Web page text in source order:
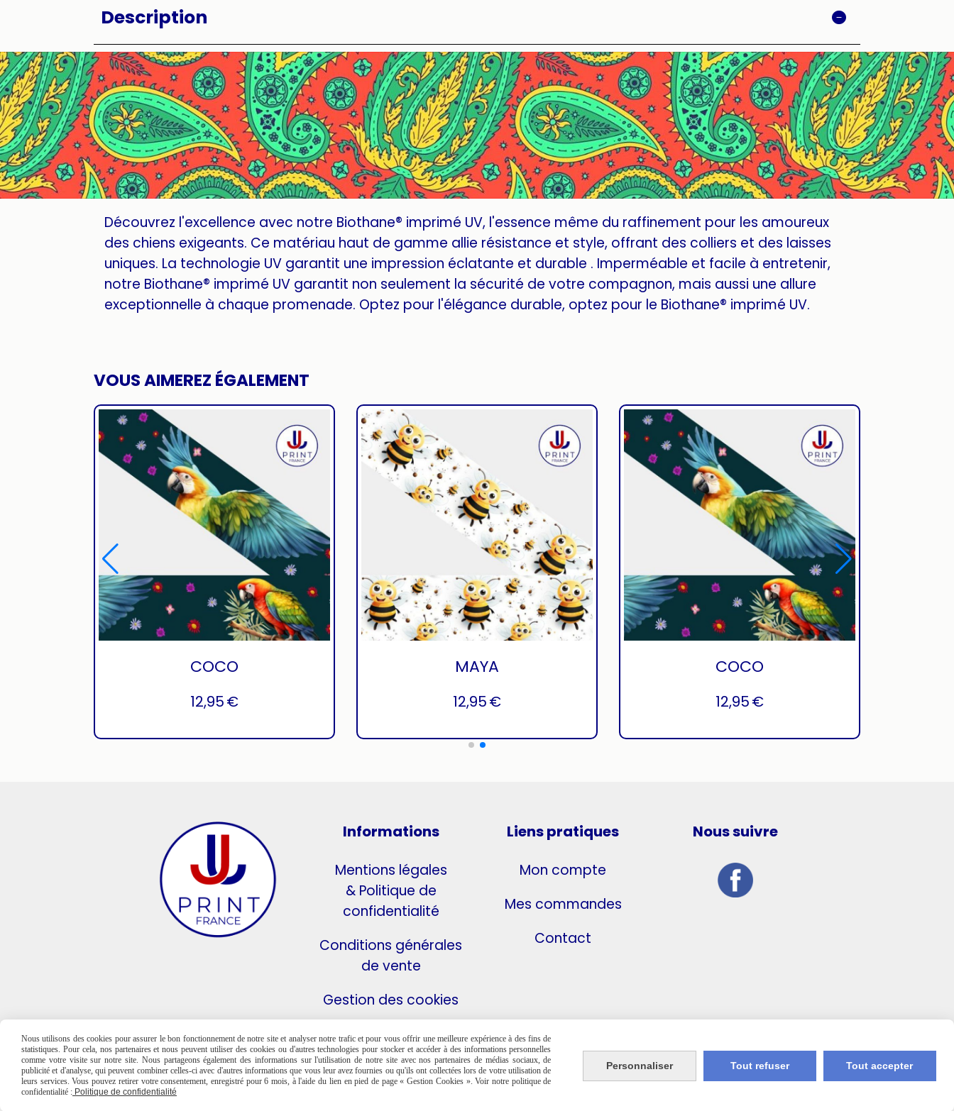
Description
Découvrez l'excellence avec notre Biothane® imprimé UV, l'essence même du raffinement pour les amoureux
des chiens exigeants. Ce matériau haut de gamme allie résistance et style, offrant des colliers et des laisses
uniques. La technologie UV garantit une impression éclatante et durable . Imperméable et facile à entretenir,
notre Biothane® imprimé UV garantit non seulement la sécurité de votre compagnon, mais aussi une allure
exceptionnelle à chaque promenade. Optez pour l'élégance durable, optez pour le Biothane® imprimé UV.
VOUS AIMEREZ ÉGALEMENT
COCO
12,95€
MAYA
12,95€
COCO
12,95€
Informations
Mentions légales
& Politique de
confidentialité
Conditions générales
de vente
Gestion des cookies
Liens pratiques
Mon compte
Mes commandes
Contact
Nous suivre
Nous utilisons des cookies pour assurer le bon fonctionnement de notre site et analyser notre trafic et pour vous offrir une meilleure expérience à des fins de
statistiques. Pour cela, nos partenaires et nous peuvent utiliser des cookies ou d'autres technologies pour stocker et accéder à des informations personnelles
comme votre visite sur notre site. Nous partageons également des informations sur l'utilisation de notre site avec nos partenaires de médias sociaux, de
publicité et d'analyse, qui peuvent combiner celles-ci avec d'autres informations que vous leur avez fournies ou qu'ils ont collectées lors de votre utilisation de
leurs services. Vous pouvez retirer votre consentement, enregistré pour 6 mois, à l'aide du lien en pied de page « Gestion Cookies ». Voir notre politique de
confidentialité : Politique de confidentialité
Personnaliser Tout refuser Tout accepter